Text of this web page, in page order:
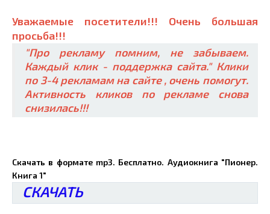
Уважаемые посетители!!! Очень большая
просьба!!!
"Про рекламу помним, не забываем.
Каждый клик - поддержка сайта." Клики
по 3-4 рекламам на сайте , очень помогут.
Активность кликов по рекламе снова
снизилась!!!
Скачать в формате mp3. Бесплатно. Аудиокнига "Пионер.
Книга 1"
СКАЧАТЬ